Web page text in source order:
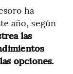
ha
año, según
las
opciones.